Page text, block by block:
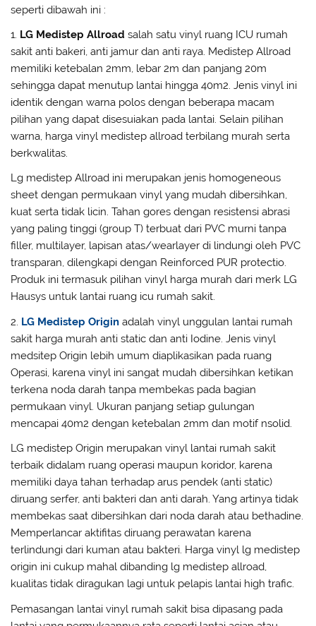
seperti dibawah ini :
1. LG Medistep Allroad salah satu vinyl ruang ICU rumah
sakit anti bakeri, anti jamur dan anti raya. Medistep Allroad
memiliki ketebalan 2mm, lebar 2m dan panjang 20m
sehingga dapat menutup lantai hingga 40m2. Jenis vinyl ini
identik dengan warna polos dengan beberapa macam
pilihan yang dapat disesuiakan pada lantai. Selain pilihan
warna, harga vinyl medistep allroad terbilang murah serta
berkwalitas.
Lg medistep Allroad ini merupakan jenis homogeneous
sheet dengan permukaan vinyl yang mudah dibersihkan,
kuat serta tidak licin. Tahan gores dengan resistensi abrasi
yang paling tinggi (group T) terbuat dari PVC murni tanpa
filler, multilayer, lapisan atas/wearlayer di lindungi oleh PVC
transparan, dilengkapi dengan Reinforced PUR protectio.
Produk ini termasuk pilihan vinyl harga murah dari merk LG
Hausys untuk lantai ruang icu rumah sakit.
2. LG Medistep Origin adalah vinyl unggulan lantai rumah
sakit harga murah anti static dan anti Iodine. Jenis vinyl
medsitep Origin lebih umum diaplikasikan pada ruang
Operasi, karena vinyl ini sangat mudah dibersihkan ketikan
terkena noda darah tanpa membekas pada bagian
permukaan vinyl. Ukuran panjang setiap gulungan
mencapai 40m2 dengan ketebalan 2mm dan motif nsolid.
LG medistep Origin merupakan vinyl lantai rumah sakit
terbaik didalam ruang operasi maupun koridor, karena
memiliki daya tahan terhadap arus pendek (anti static)
diruang serfer, anti bakteri dan anti darah. Yang artinya tidak
membekas saat dibersihkan dari noda darah atau bethadine.
Memperlancar aktifitas diruang perawatan karena
terlindungi dari kuman atau bakteri. Harga vinyl lg medistep
origin ini cukup mahal dibanding lg medistep allroad,
kualitas tidak diragukan lagi untuk pelapis lantai high trafic.
Pemasangan lantai vinyl rumah sakit bisa dipasang pada